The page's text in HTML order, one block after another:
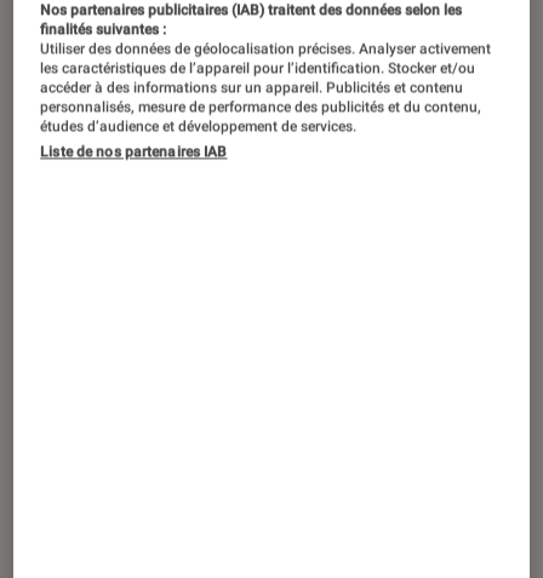
ACTU
Nos partenaires publicitaires (IAB) traitent des données selon les
finalités suivantes :
Utiliser des données de géolocalisation précises. Analyser activement
les caractéristiques de l’appareil pour l’identification. Stocker et/ou
accéder à des informations sur un appareil. Publicités et contenu
personnalisés, mesure de performance des publicités et du contenu,
études d’audience et développement de services.
Liste de nos partenaires IAB